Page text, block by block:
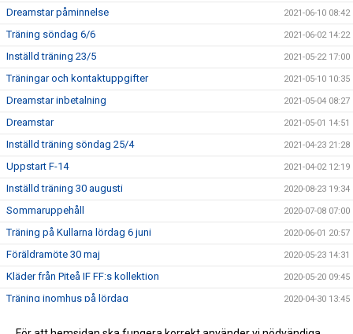
Dreamstar påminnelse 2021-06-10 08:42
Träning söndag 6/6 2021-06-02 14:22
Inställd träning 23/5 2021-05-22 17:00
Träningar och kontaktuppgifter 2021-05-10 10:35
Dreamstar inbetalning 2021-05-04 08:27
Dreamstar 2021-05-01 14:51
Inställd träning söndag 25/4 2021-04-23 21:28
Uppstart F-14 2021-04-02 12:19
Inställd träning 30 augusti 2020-08-23 19:34
Sommaruppehåll 2020-07-08 07:00
Träning på Kullarna lördag 6 juni 2020-06-01 20:57
Föräldramöte 30 maj 2020-05-23 14:31
Kläder från Piteå IF FF:s kollektion 2020-05-20 09:45
Träning inomhus på lördag 2020-04-30 13:45